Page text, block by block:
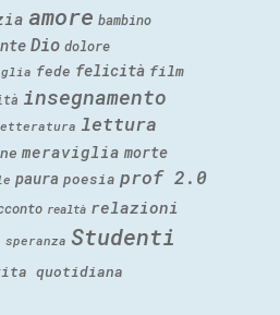
amore bambino
Dio dolore
fede felicità film
insegnamento
lettura
meraviglia morte
paura poesia prof 2.0
realtà relazioni
speranza Studenti
quotidiana